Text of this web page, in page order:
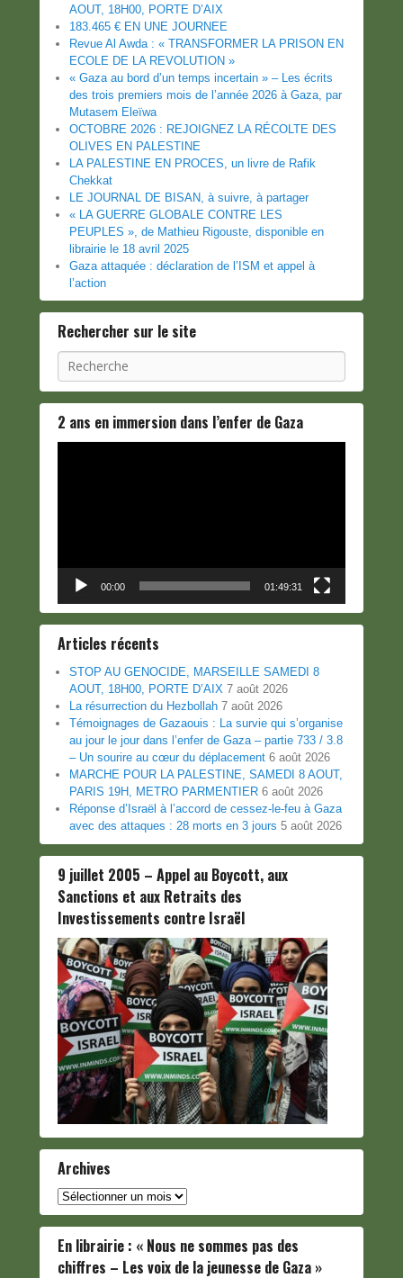
AOUT, 18H00, PORTE D’AIX
183.465 € EN UNE JOURNEE
Revue Al Awda : « TRANSFORMER LA PRISON EN
ECOLE DE LA REVOLUTION »
« Gaza au bord d’un temps incertain » – Les écrits
des trois premiers mois de l’année 2026 à Gaza, par
Mutasem Eleïwa
OCTOBRE 2026 : REJOIGNEZ LA RÉCOLTE DES
OLIVES EN PALESTINE
LA PALESTINE EN PROCES, un livre de Rafik
Chekkat
LE JOURNAL DE BISAN, à suivre, à partager
« LA GUERRE GLOBALE CONTRE LES
PEUPLES », de Mathieu Rigouste, disponible en
librairie le 18 avril 2025
Gaza attaquée : déclaration de l’ISM et appel à
l’action
Rechercher sur le site
Recherche
2 ans en immersion dans l’enfer de Gaza
00:00 01:49:31
Articles récents
STOP AU GENOCIDE, MARSEILLE SAMEDI 8
AOUT, 18H00, PORTE D’AIX 7 août 2026
La résurrection du Hezbollah 7 août 2026
Témoignages de Gazaouis : La survie qui s’organise
au jour le jour dans l’enfer de Gaza – partie 733 / 3.8
– Un sourire au cœur du déplacement 6 août 2026
MARCHE POUR LA PALESTINE, SAMEDI 8 AOUT,
PARIS 19H, METRO PARMENTIER 6 août 2026
Réponse d’Israël à l’accord de cessez-le-feu à Gaza
avec des attaques : 28 morts en 3 jours 5 août 2026
9 juillet 2005 – Appel au Boycott, aux
Sanctions et aux Retraits des
Investissements contre Israël
Archives
Archives
En librairie : « Nous ne sommes pas des
chiffres – Les voix de la jeunesse de Gaza »